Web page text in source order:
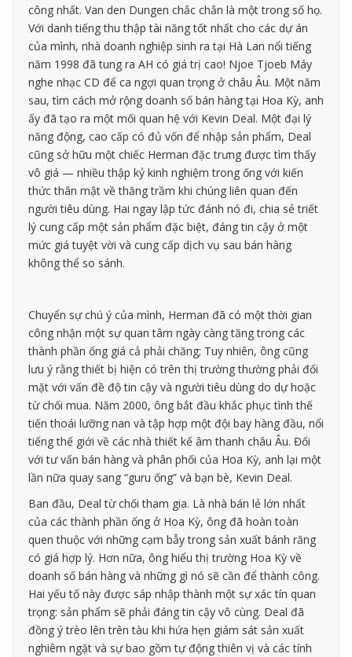
công nhất. Van den Dungen chắc chắn là một trong số họ.
Với danh tiếng thu thập tài năng tốt nhất cho các dự án
của mình, nhà doanh nghiệp sinh ra tại Hà Lan nổi tiếng
năm 1998 đã tung ra AH có giá trị cao! Njoe Tjoeb Máy
nghe nhạc CD để ca ngợi quan trọng ở châu Âu. Một năm
sau, tìm cách mở rộng doanh số bán hàng tại Hoa Kỳ, anh
ấy đã tạo ra một mối quan hệ với Kevin Deal. Một đại lý
năng động, cao cấp có đủ vốn để nhập sản phẩm, Deal
cũng sở hữu một chiếc Herman đặc trưng được tìm thấy
vô giá — nhiều thập kỷ kinh nghiệm trong ống với kiến ​​
thức thân mật về thăng trầm khi chúng liên quan đến
người tiêu dùng. Hai ngay lập tức đánh nó đi, chia sẻ triết
lý cung cấp một sản phẩm đặc biệt, đáng tin cậy ở một
mức giá tuyệt vời và cung cấp dịch vụ sau bán hàng
không thể so sánh.
Chuyển sự chú ý của mình, Herman đã có một thời gian
công nhận một sự quan tâm ngày càng tăng trong các
thành phần ống giá cả phải chăng; Tuy nhiên, ông cũng
lưu ý rằng thiết bị hiện có trên thị trường thường phải đối
mặt với vấn đề độ tin cậy và người tiêu dùng do dự hoặc
từ chối mua. Năm 2000, ông bắt đầu khắc phục tình thế
tiến thoái lưỡng nan và tập hợp một đội bay hàng đầu, nổi
tiếng thế giới về các nhà thiết kế âm thanh châu Âu. Đối
với tư vấn bán hàng và phân phối của Hoa Kỳ, anh lại một
lần nữa quay sang “guru ống” và bạn bè, Kevin Deal.
Ban đầu, Deal từ chối tham gia. Là nhà bán lẻ lớn nhất
của các thành phần ống ở Hoa Kỳ, ông đã hoàn toàn
quen thuộc với những cạm bẫy trong sản xuất bánh răng
có giá hợp lý. Hơn nữa, ông hiểu thị trường Hoa Kỳ về
doanh số bán hàng và những gì nó sẽ cần để thành công.
Hai yếu tố này được sáp nhập thành một sự xác tín quan
trọng: sản phẩm sẽ phải đáng tin cậy vô cùng. Deal đã
đồng ý trèo lên trên tàu khi hứa hẹn giám sát sản xuất
nghiêm ngặt và sự bao gồm tự động thiên vị và các tính